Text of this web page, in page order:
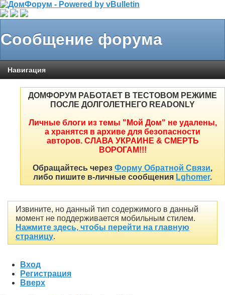
Сообщение форума
Навигация
ДОМФОРУМ РАБОТАЕТ В ТЕСТОВОМ РЕЖИМЕ
ПОСЛЕ ДОЛГОЛЕТНЕГО READONLY
Личные блоги из темы "Мой Дом" не удалены,
а хранятся в архиве для безопасности
авторов. СЛАВА УКРАИНЕ & СМЕРТЬ
ВОРОГАМ!!!
Обращайтесь через Форму Обратной Связи,
либо пишите в-личные сообщения Lghomer.
Извините, но данный тип содержимого в данный
момент не поддерживается мобильным стилем.
Нажмите здесь, чтобы перейти на главную
страницу.
Вход
Регистрация
Вверх